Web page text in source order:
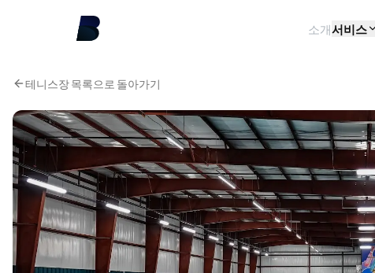
소개서비스
테니스장 목록으로 돌아가기